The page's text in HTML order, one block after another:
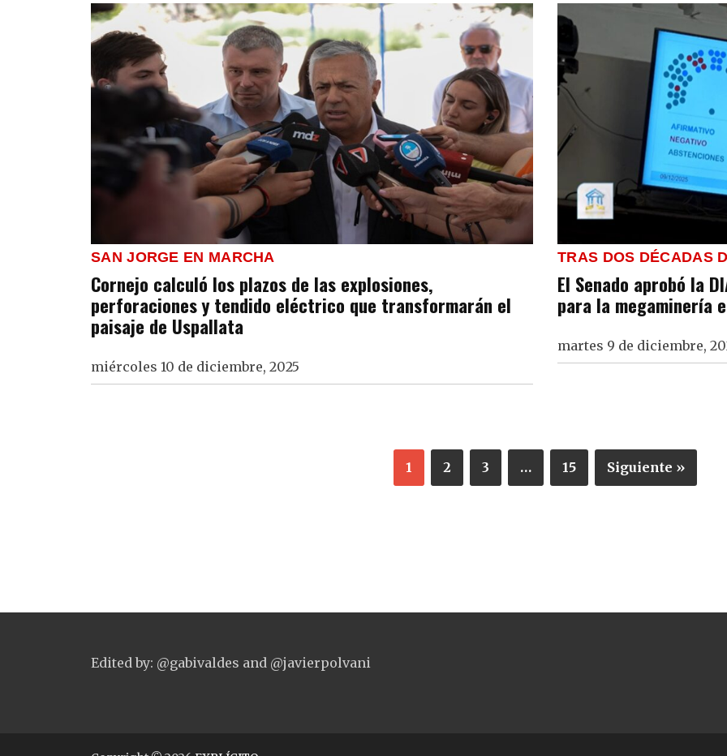
SAN JORGE EN MARCHA
Cornejo calculó los plazos de las explosiones,
perforaciones y tendido eléctrico que transformarán el
paisaje de Uspallata
miércoles 10 de diciembre, 2025
TRAS DOS DÉCADAS
El Senado aprobó la
para la megaminería
martes 9 de diciembre,
1 2 3 … 15 Siguiente »
Edited by: @gabivaldes and @javierpolvani